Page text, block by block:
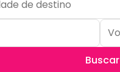
Buscar